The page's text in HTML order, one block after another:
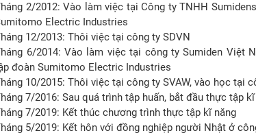
2/2012: Vào làm việc tại Công ty TNHH
Electric Industries
12/2013: Thôi việc tại công ty SDVN
6/2014: Vào làm việc tại công ty Sumiden Việt
đoàn Sumitomo Electric Industries
10/2015: Thôi việc tại công ty SVAW, vào học tại
7/2016: Sau quá trình tập huấn, bắt đầu thực tập
7/2019: Kết thúc chương trình thực tập kĩ năng
5/2019: Kết hôn với đồng nghiệp người Nhật ở